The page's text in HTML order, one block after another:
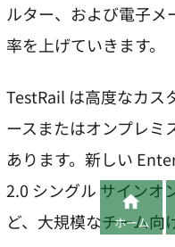
ルター、および電子メ
率を上げていきます。
TestRail は高度なカス
ースまたはオンプレミ
あります。新しい
2.0 シングル サインオ
ど、大規模なチーム向

ホーム